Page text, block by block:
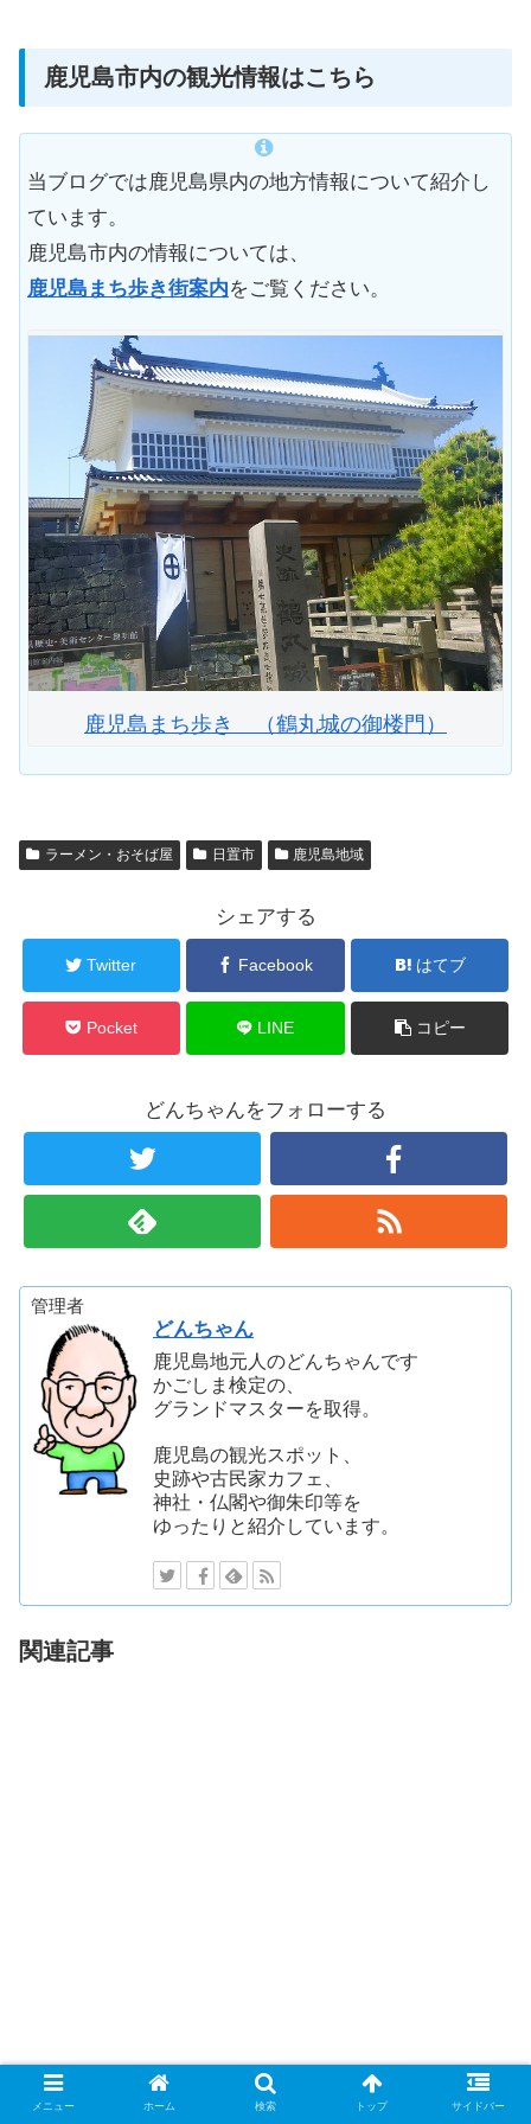
鹿児島市内の観光情報はこちら
当ブログでは鹿児島県内の地方情報について紹介し
ています。
鹿児島市内の情報については、
鹿児島まち歩き街案内をご覧ください。
鹿児島まち歩き （鶴丸城の御楼門）
ラーメン・おそば屋 日置市 鹿児島地域
シェアする
Twitter Facebook はてブ
Pocket LINE コピー
どんちゃんをフォローする
管理者
どんちゃん
鹿児島地元人のどんちゃんです
かごしま検定の、
グランドマスターを取得。
鹿児島の観光スポット、
史跡や古民家カフェ、
神社・仏閣や御朱印等を
ゆったりと紹介しています。
関連記事
メニュー ホーム 検索 トップ サイドバー